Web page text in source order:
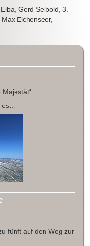
Gerd Seibold, 3.
Eichenseer,
fünft auf den Weg zur